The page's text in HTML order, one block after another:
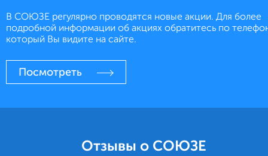
В СОЮЗЕ регулярно проводятся новые акции. Для более
подробной информации об акциях обратитесь по
который Вы видите на сайте.
Посмотреть
Отзывы о СОЮЗЕ